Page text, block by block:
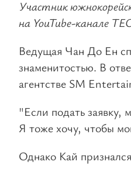
Участник
на YouTube-канале
Ведущая Чан До Ен
знаменитостью. В
агентстве SM
"Если подать заявку,
Я тоже хочу, чтобы
Однако Кай